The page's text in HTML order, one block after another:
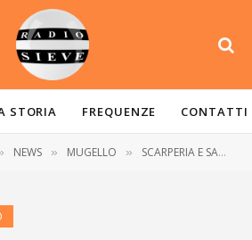
STORIA FREQUENZE CONTATTI
NEWS » MUGELLO » SCARPERIA E SAN PIERO